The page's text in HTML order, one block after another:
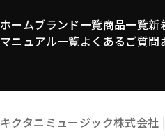
ホームブランド一覧商品一覧新
マニュアル一覧よくあるご質問
キクタニミュージック株式会社 |